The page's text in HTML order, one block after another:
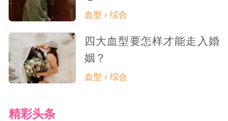
血型 › 综合
四大血型要怎样才能走入婚
姻？
血型 › 综合
精彩头条